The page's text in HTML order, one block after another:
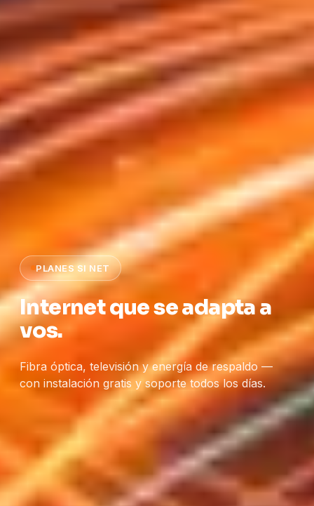
PLANES SI NET
Internet que se adapta a
vos.
Fibra óptica, televisión y energía de respaldo —
con instalación gratis y soporte todos los días.